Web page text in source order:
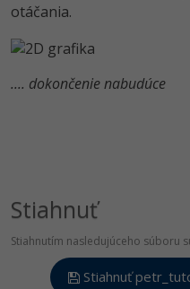
otáčania.
.... dokončenie nabudúce
Stiahnuť
Stiahnutím nasledujúceho súboru
Stiahnuť